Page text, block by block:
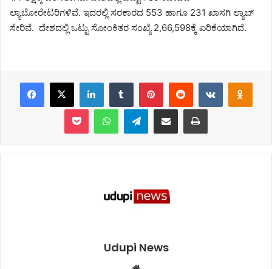
ಲ್ಯಾಬೋರೇಟರಿಗಳಿವೆ. ಇದರಲ್ಲಿ ಸರಕಾರದ 553 ಹಾಗೂ 231 ಖಾಸಗಿ ಲ್ಯಾಬ್
ಸೇರಿವೆ. ದೇಶದಲ್ಲಿ ಒಟ್ಟು ಸೋಂಕಿತರ ಸಂಖ್ಯೆ 2,66,598ಕ್ಕೆ ಏರಿಕೆಯಾಗಿದೆ.
Facebook X LinkedIn Tumblr Pinterest Reddit VKontakte Odnoklassniki
Pocket WhatsApp Telegram Share via Email Print
Udupi News